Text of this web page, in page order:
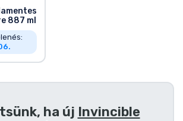
887 ml
ha új Invincible